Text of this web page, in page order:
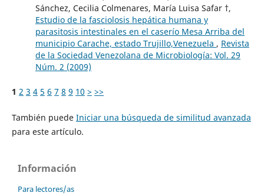
Sánchez, Cecilia Colmenares, María Luisa Safar †,
Estudio de la fasciolosis hepática humana y
parasitosis intestinales en el caserío Mesa Arriba del
municipio Carache, estado Trujillo,Venezuela , Revista
de la Sociedad Venezolana de Microbiología: Vol. 29
Núm. 2 (2009)
1 2 3 4 5 6 7 8 9 10 > >>
También puede Iniciar una búsqueda de similitud avanzada
para este artículo.
Información
Para lectores/as